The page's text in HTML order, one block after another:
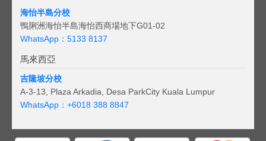
海怡半島分校
鴨脷洲海怡半島海怡西商場地下G01-02
WhatsApp：5133 8137
馬來西亞
吉隆坡分校
A-3-13, Plaza Arkadia, Desa ParkCity Kuala Lumpur
WhatsApp： +6018 388 8847